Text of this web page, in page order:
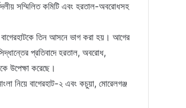
সম্মিলিত কমিটি এবং হরতাল-অবরোধসহ
তিন আসনে ভাগ করা হয়। আগের
প্রতিবাদে হরতাল, অবরোধ,
উপেক্ষা করেছে।
নিয়ে বাগেরহাট-২ এবং কচুয়া, মোরেলগঞ্জ